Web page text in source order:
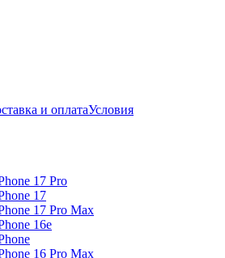
и оплатаУсловия
17 Pro
17
17 Pro Max
16e
16 Pro Max